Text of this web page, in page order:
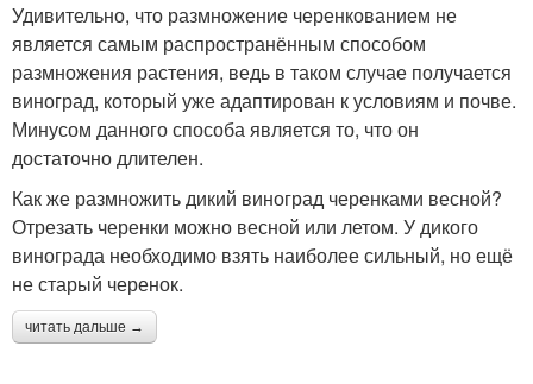
Удивительно, что размножение черенкованием не
является самым распространённым способом
размножения растения, ведь в таком случае получается
виноград, который уже адаптирован к условиям и почве.
Минусом данного способа является то, что он
достаточно длителен.
Как же размножить дикий виноград черенками весной?
Отрезать черенки можно весной или летом. У дикого
винограда необходимо взять наиболее сильный, но ещё
не старый черенок.
читать дальше →